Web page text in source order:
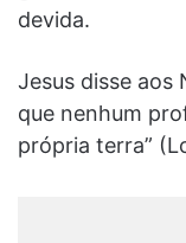
devida.
Jesus disse aos
que nenhum
própria terra”